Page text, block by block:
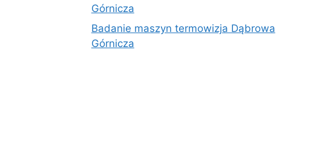
Górnicza
Badanie maszyn termowizja Dąbrowa
Górnicza